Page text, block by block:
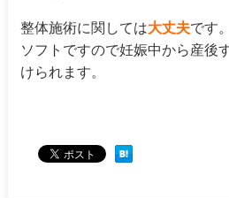
整体施術に関しては大丈夫です
ソフトですので妊娠中から産後
けられます。